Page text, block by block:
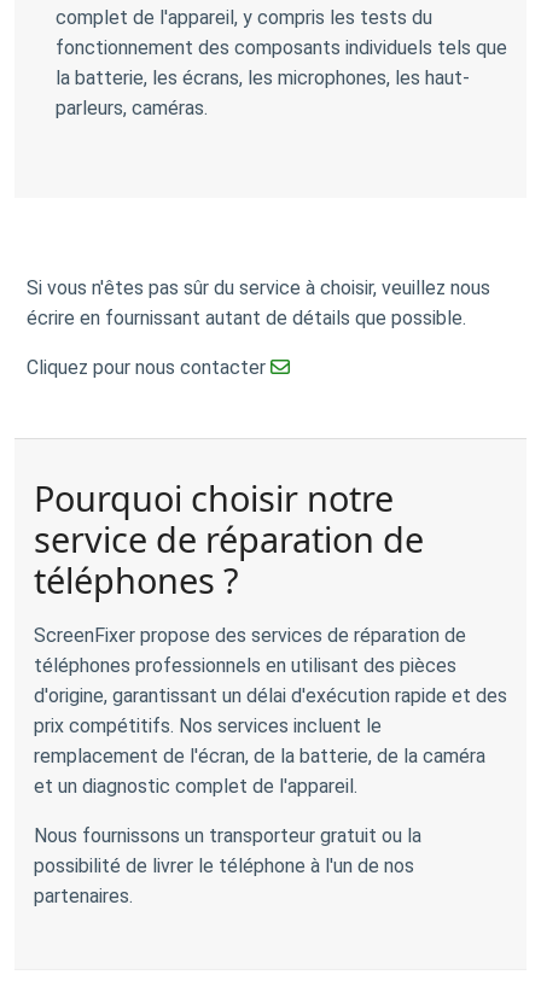
complet de l'appareil, y compris les tests du
fonctionnement des composants individuels tels que
la batterie, les écrans, les microphones, les haut-
parleurs, caméras.
Si vous n'êtes pas sûr du service à choisir, veuillez nous
écrire en fournissant autant de détails que possible.
Cliquez pour nous contacter
Pourquoi choisir notre
service de réparation de
téléphones ?
ScreenFixer propose des services de réparation de
téléphones professionnels en utilisant des pièces
d'origine, garantissant un délai d'exécution rapide et des
prix compétitifs. Nos services incluent le
remplacement de l'écran, de la batterie, de la caméra
et un diagnostic complet de l'appareil.
Nous fournissons un transporteur gratuit ou la
possibilité de livrer le téléphone à l'un de nos
partenaires.